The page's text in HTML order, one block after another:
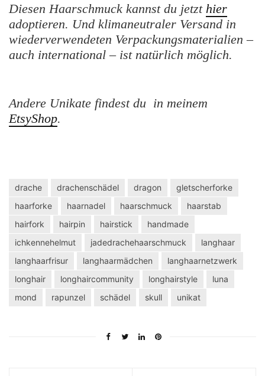
Diesen Haarschmuck kannst du jetzt hier
adoptieren. Und klimaneutraler Versand in
wiederverwendeten Verpackungsmaterialien –
auch international – ist natürlich möglich.
Andere Unikate findest du in meinem
EtsyShop.
drache drachenschädel dragon
gletscherforke
haarforke
haarnadel haarschmuck
haarstab
hairfork
hairpin hairstick
handmade
ichkennehelmut
jadedrachehaarschmuck
langhaar
langhaarfrisur
langhaarmädchen
langhaarnetzwerk
longhair
longhaircommunity longhairstyle
luna
mond
rapunzel schädel skull unikat